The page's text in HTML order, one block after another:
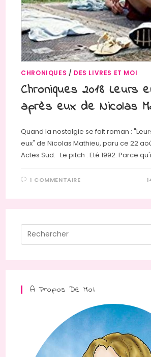
CHRONIQUES / DES LIVRES ET MOI
Chroniques 2018 Leurs
après eux de Nicolas
Quand la nostalgie se fait roman :
eux" de Nicolas Mathieu, paru ce 22
Actes Sud. Le pitch : Eté 1992. Parce
1 COMMENTAIRE
A Propos De Moi